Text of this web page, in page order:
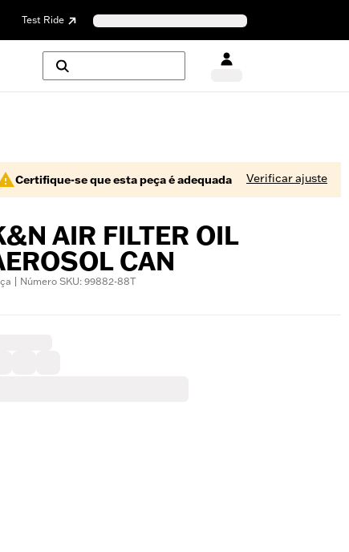
Test Ride
Certifique-se que esta peça é adequada Verificar ajuste
AIR FILTER OIL
CAN
| Número SKU: 99882-88T